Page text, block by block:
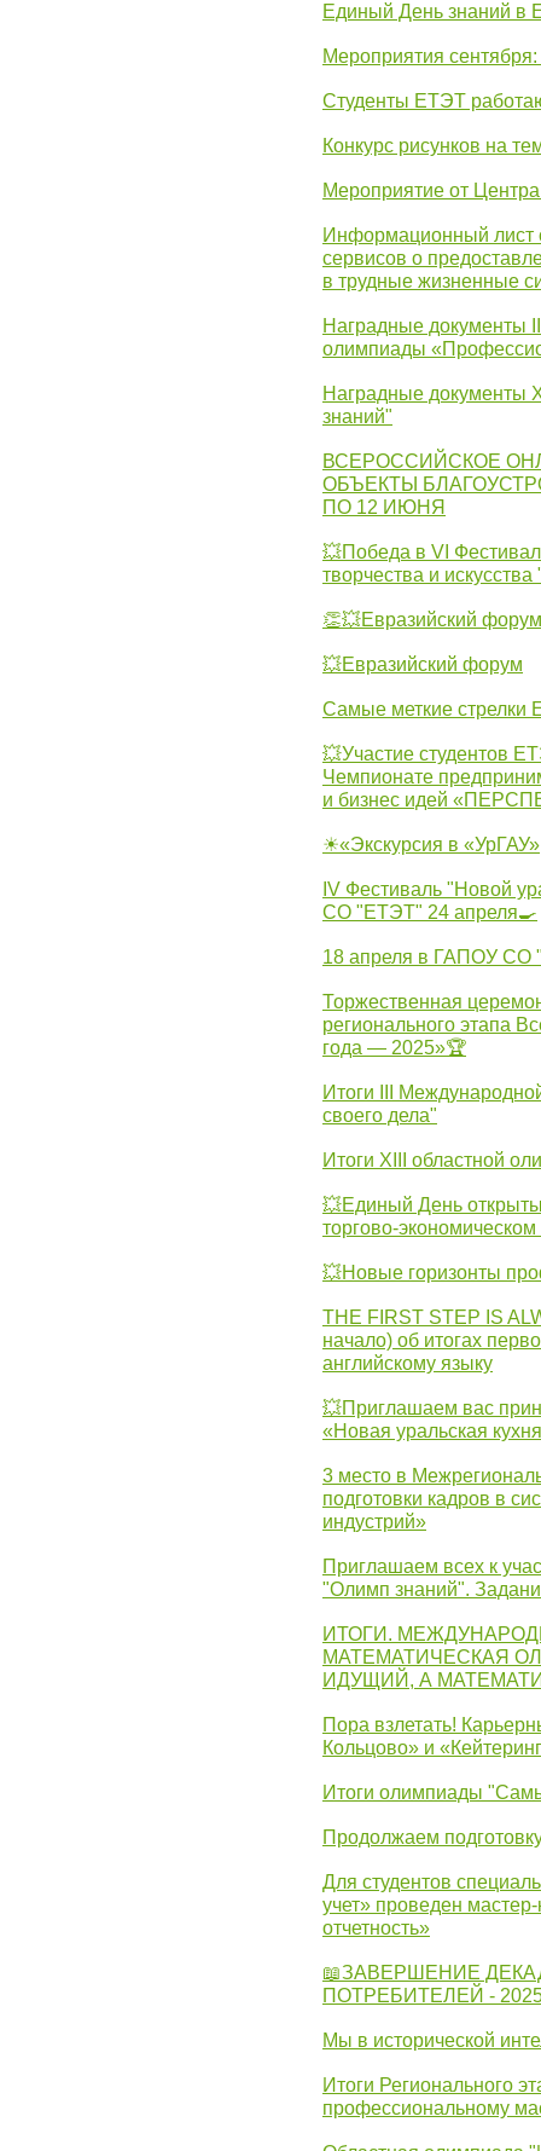
Единый День знаний в
Мероприятия
Студенты ЕТЭТ
Конкурс рисунков на
Мероприятие от
Информационный лист
сервисов о
в трудные жизненные
Наградные документы
олимпиады
Наградные документы
знаний"
ВСЕРОССИЙСКОЕ
ОБЪЕКТЫ
ПО 12 ИЮНЯ
💥Победа в VI
творчества и
👏💥Евразийский форум
💥Евразийский форум
Самые меткие стрелки
💥Участие студентов
Чемпионате
и бизнес идей
☀«Экскурсия в «УрГАУ»
IV Фестиваль "Новой
СО "ЕТЭТ" 24 апреля🍳
18 апреля в ГАПОУ СО
Торжественная
регионального этапа
года — 2025»🏆
Итоги III
своего дела"
Итоги XIII областной
💥Единый День
торгово-
💥Новые горизонты
THE FIRST STEP IS
начало) об итогах
английскому языку
💥Приглашаем вас
«Новая уральская
3 место в
подготовки кадров в
индустрий»
Приглашаем всех к
"Олимп знаний".
ИТОГИ.
МАТЕМАТИЧЕСКАЯ
ИДУЩИЙ, А
Пора взлетать!
Кольцово» и
Итоги олимпиады
Продолжаем
Для студентов
учет» проведен
отчетность»
📖ЗАВЕРШЕНИЕ
ПОТРЕБИТЕЛЕЙ -
Мы в исторической
Итоги Регионального
профессиональному